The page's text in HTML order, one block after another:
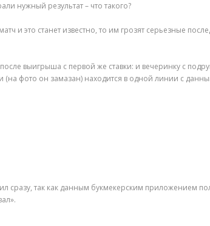
нужный результат – что такого?
и это станет известно, то им грозят серьезные
выигрыша с первой же ставки: и вечеринку с
фото он замазан) находится в одной линии с
сразу, так как данным букмекерским приложением